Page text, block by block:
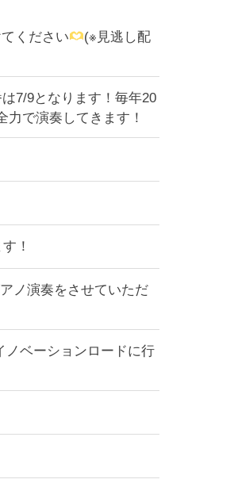
ください
(※見逃し配
7/9となります！毎年20
で演奏してきます！
！
ノ演奏をさせていただ
ノベーションロードに行